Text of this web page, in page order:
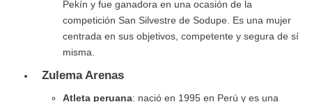
Pekín y fue ganadora en una ocasión de la
competición San Silvestre de Sodupe. Es una mujer
centrada en sus objetivos, competente y segura de sí
misma.
Zulema Arenas
Atleta peruana: nació en 1995 en Perú y es una